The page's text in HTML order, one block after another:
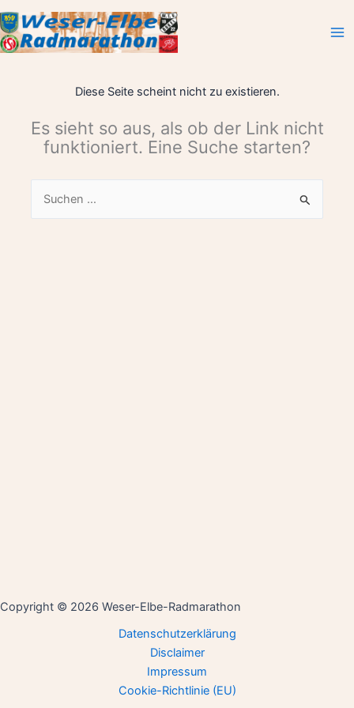
Zum
Inhalt
springen
Diese Seite scheint nicht zu existieren.
Es sieht so aus, als ob der Link nicht
funktioniert. Eine Suche starten?
Suchen
nach:
Copyright © 2026 Weser-Elbe-Radmarathon
Datenschutzerklärung
Disclaimer
Impressum
Cookie-Richtlinie (EU)